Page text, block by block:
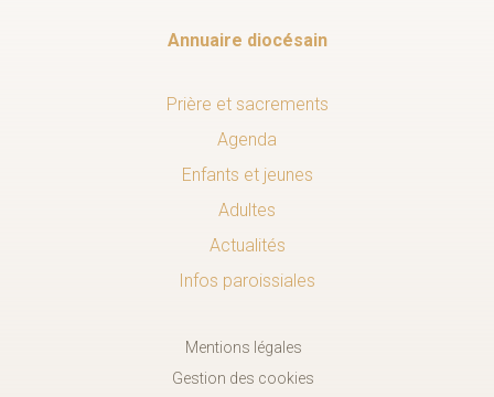
Annuaire diocésain
Prière et sacrements
Agenda
Enfants et jeunes
Adultes
Actualités
Infos paroissiales
Mentions légales
Gestion des cookies